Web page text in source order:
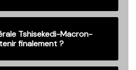
Tshisekedi-Macron-
finalement ?